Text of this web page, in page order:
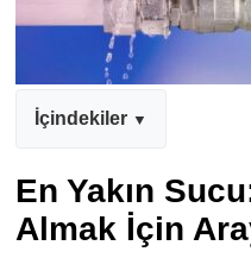
İçindekiler
En Yakın
Almak İçin